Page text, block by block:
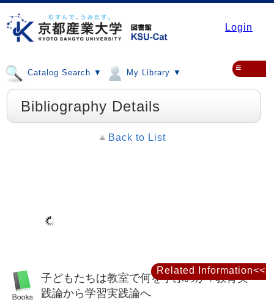
Login
Catalog Search ▼ My Library ▼ ≡
Bibliography Details
Back to List
子どもたちは教室で何を学ぶのか : 教育実
践論から学習実践論へ
Related Information<<